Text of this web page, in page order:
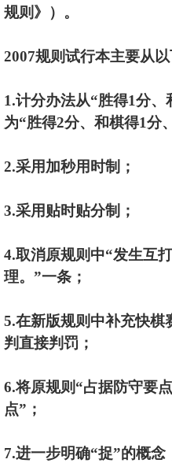
规则》）。
2007规则试行本主要从
1.计分办法从“胜得1分
为“胜得2分、和棋得1分
2.采用加秒用时制；
3.采用贴时贴分制；
4.取消原规则中“发生互
理。”一条；
5.在新版规则中补充快棋
判直接判罚；
6.将原规则“占据防守要
点”；
7.进一步明确“捉”的概